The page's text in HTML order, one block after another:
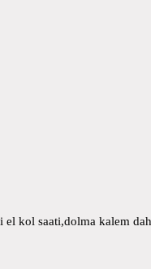
kol saati,dolma kalem